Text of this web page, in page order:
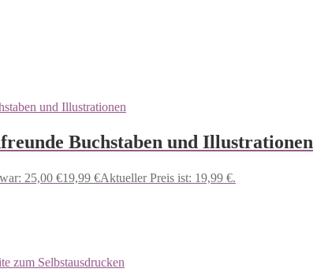
Buchstaben und Illustrationen
25,00 €19,99 €Aktueller Preis ist: 19,99 €.